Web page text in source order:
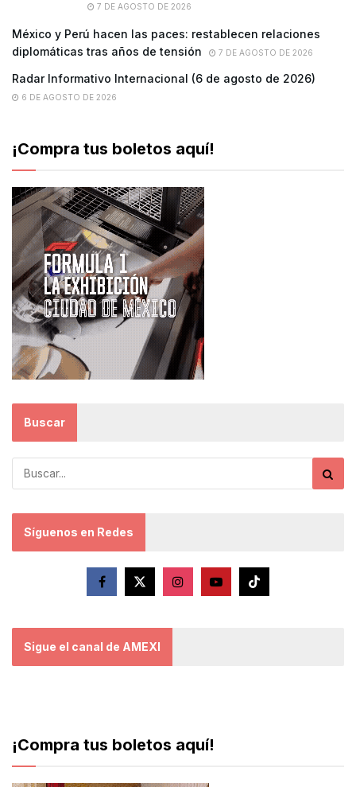
7 DE AGOSTO DE 2026
México y Perú hacen las paces: restablecen relaciones
diplomáticas tras años de tensión
7 DE AGOSTO DE 2026
Radar Informativo Internacional (6 de agosto de 2026)
6 DE AGOSTO DE 2026
¡Compra tus boletos aquí!
Buscar
Síguenos en Redes
Sigue el canal de AMEXI
¡Compra tus boletos aquí!